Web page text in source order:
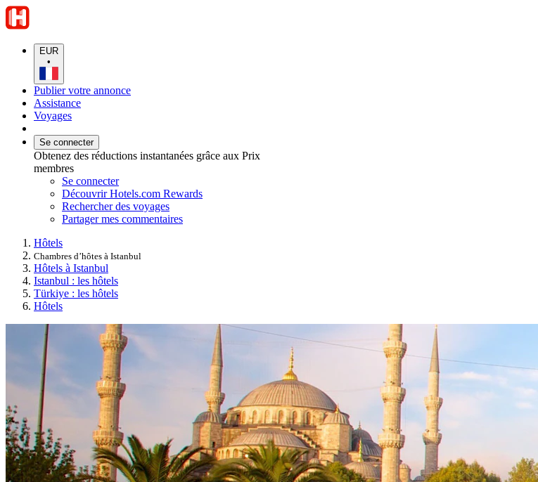
EUR
•
Publier votre annonce
Assistance
Voyages
Se connecter
Obtenez des réductions instantanées grâce aux Prix
membres
Se connecter
Découvrir Hotels.com Rewards
Rechercher des voyages
Partager mes commentaires
Hôtels
Chambres d’hôtes à Istanbul
Hôtels à Istanbul
Istanbul : les hôtels
Türkiye : les hôtels
Hôtels